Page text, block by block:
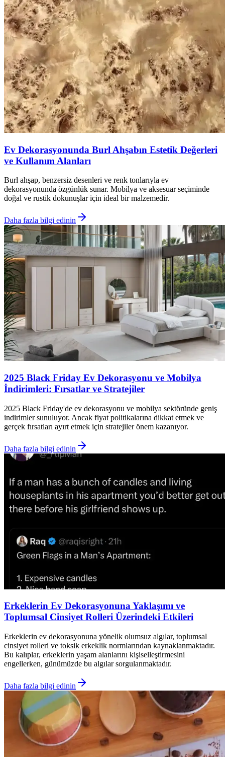
Ev Dekorasyonunda Burl Ahşabın Estetik Değerleri
ve Kullanım Alanları
Burl ahşap, benzersiz desenleri ve renk tonlarıyla ev
dekorasyonunda özgünlük sunar. Mobilya ve aksesuar seçiminde
doğal ve rustik dokunuşlar için ideal bir malzemedir.
Daha fazla bilgi edinin
2025 Black Friday Ev Dekorasyonu ve Mobilya
İndirimleri: Fırsatlar ve Stratejiler
2025 Black Friday'de ev dekorasyonu ve mobilya sektöründe geniş
indirimler sunuluyor. Ancak fiyat politikalarına dikkat etmek ve
gerçek fırsatları ayırt etmek için stratejiler önem kazanıyor.
Daha fazla bilgi edinin
Erkeklerin Ev Dekorasyonuna Yaklaşımı ve
Toplumsal Cinsiyet Rolleri Üzerindeki Etkileri
Erkeklerin ev dekorasyonuna yönelik olumsuz algılar, toplumsal
cinsiyet rolleri ve toksik erkeklik normlarından kaynaklanmaktadır.
Bu kalıplar, erkeklerin yaşam alanlarını kişiselleştirmesini
engellerken, günümüzde bu algılar sorgulanmaktadır.
Daha fazla bilgi edinin